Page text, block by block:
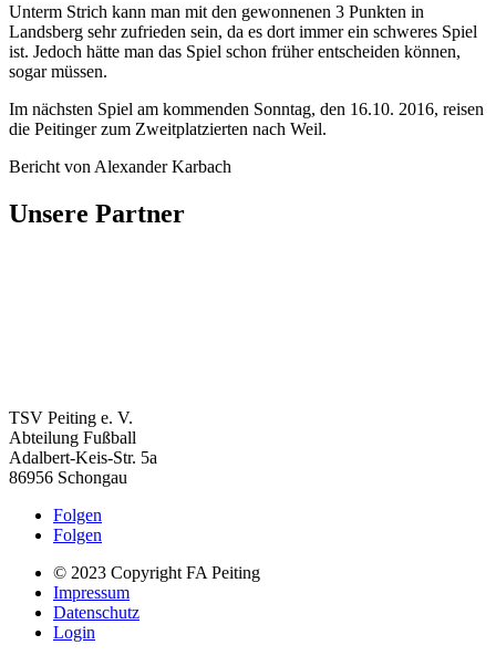
Unterm Strich kann man mit den gewonnenen 3 Punkten in
Landsberg sehr zufrieden sein, da es dort immer ein schweres Spiel
ist. Jedoch hätte man das Spiel schon früher entscheiden können,
sogar müssen.
Im nächsten Spiel am kommenden Sonntag, den 16.10. 2016, reisen
die Peitinger zum Zweitplatzierten nach Weil.
Bericht von Alexander Karbach
Unsere Partner
TSV Peiting e. V.
Abteilung Fußball
Adalbert-Keis-Str. 5a
86956 Schongau
Folgen
Folgen
© 2023 Copyright FA Peiting
Impressum
Datenschutz
Login